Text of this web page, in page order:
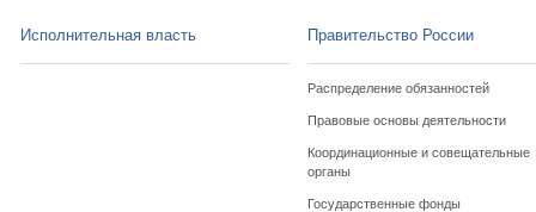
Исполнительная власть Правительство России
Распределение обязанностей
Правовые основы деятельности
Координационные и совещательные
органы
Государственные фонды